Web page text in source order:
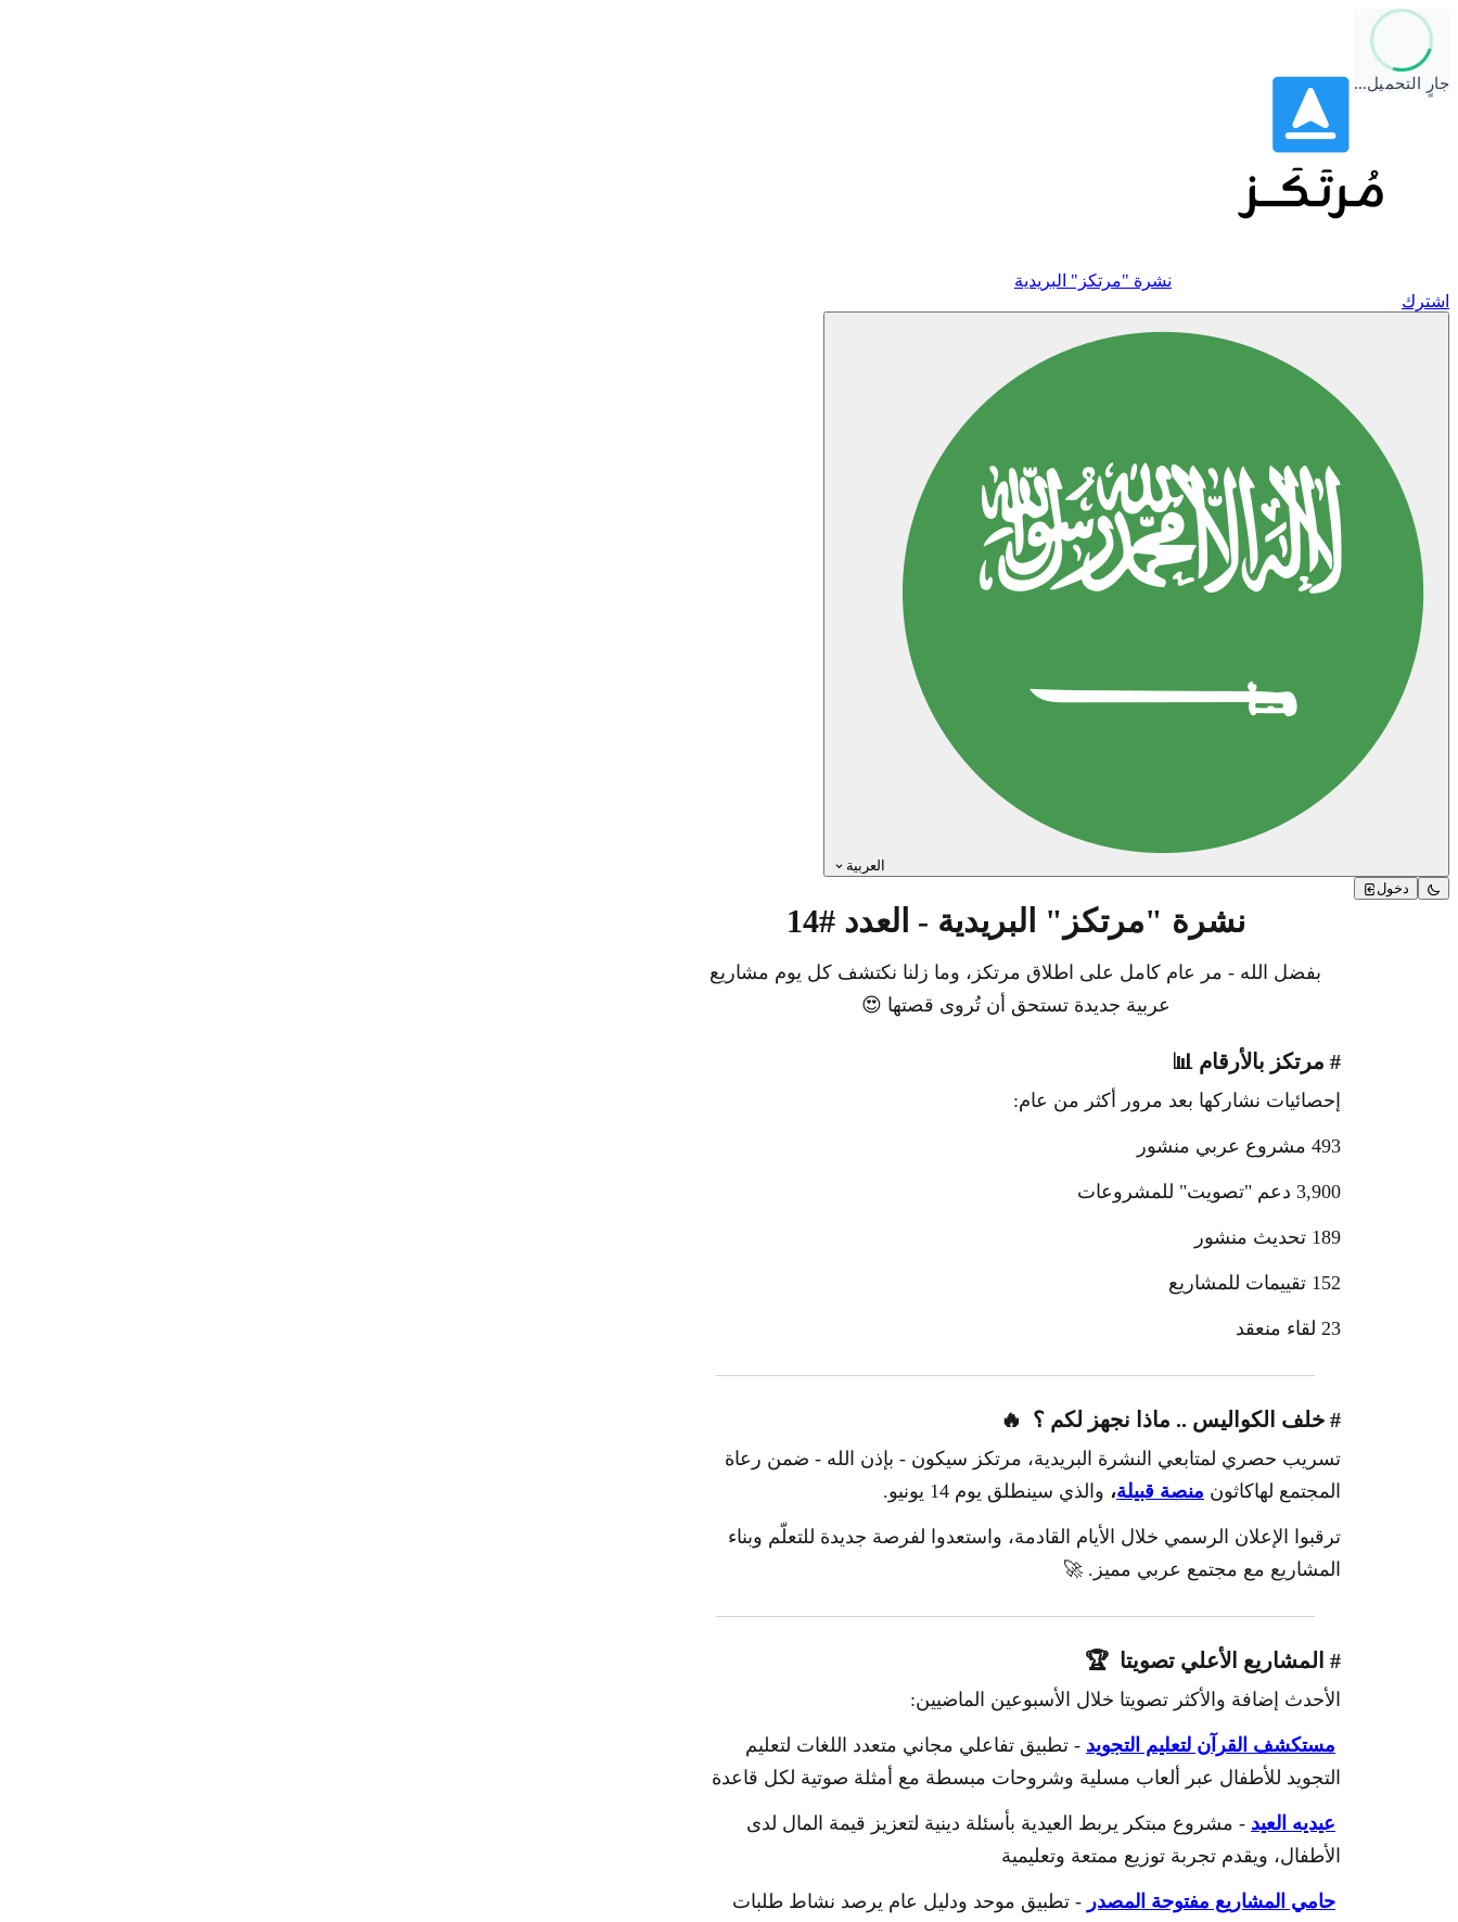
جارٍ التحميل…
نشرة "مرتكز" البريدية
اشترك
العربية
دخول
نشرة "مرتكز" البريدية - العدد #14
بفضل الله - مر عام كامل على اطلاق مرتكز، وما زلنا نكتشف كل يوم مشاريع
عربية جديدة تستحق أن تُروى قصتها 😍
# مرتكز بالأرقام 📊
إحصائيات نشاركها بعد مرور أكثر من عام:
493 مشروع عربي منشور
3,900 دعم "تصويت" للمشروعات
189 تحديث منشور
152 تقييمات للمشاريع
23 لقاء منعقد
# خلف الكواليس .. ماذا نجهز لكم ؟ 🔥
تسريب حصري لمتابعي النشرة البريدية، مرتكز سيكون - بإذن الله - ضمن رعاة
المجتمع لهاكاثون منصة قبيلة، والذي سينطلق يوم 14 يونيو.
ترقبوا الإعلان الرسمي خلال الأيام القادمة، واستعدوا لفرصة جديدة للتعلّم وبناء
المشاريع مع مجتمع عربي مميز. 🚀
# المشاريع الأعلي تصويتا 🏆
الأحدث إضافة و الأكثر تصويتا خلال الأسبوعين الماضيين:
مستكشف القرآن لتعليم التجويد - تطبيق تفاعلي مجاني متعدد اللغات لتعليم
التجويد للأطفال عبر ألعاب مسلية وشروحات مبسطة مع أمثلة صوتية لكل قاعدة
عيديه العيد - مشروع مبتكر يربط العيدية بأسئلة دينية لتعزيز قيمة المال لدى
الأطفال، ويقدم تجربة توزيع ممتعة وتعليمية
حامي المشاريع مفتوحة المصدر - تطبيق موحد ودليل عام يرصد نشاط طلبات